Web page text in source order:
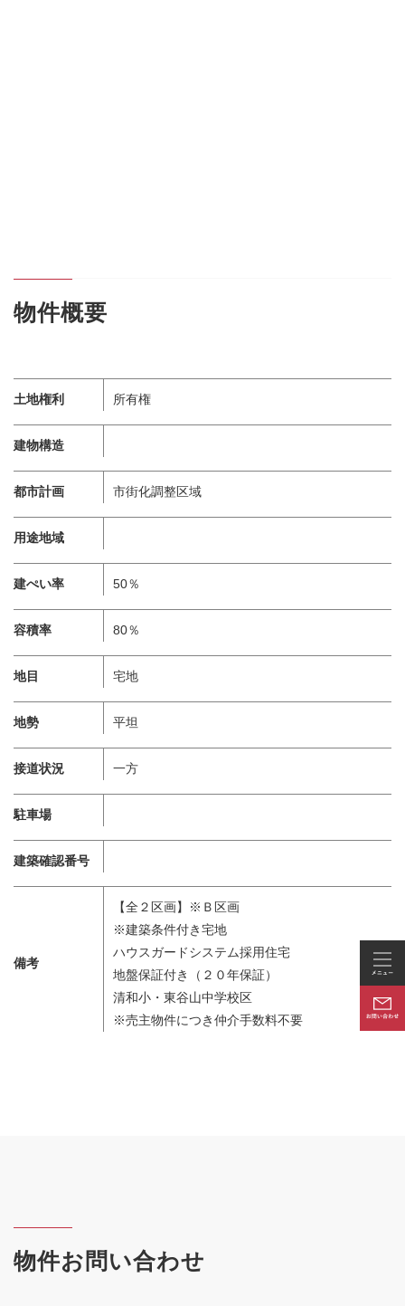
物件概要
土地権利 所有権
建物構造
都市計画 市街化調整区域
用途地域
建ぺい率 50％
容積率 80％
地目 宅地
地勢 平坦
接道状況 一方
駐車場
建築確認番号
備考
【全２区画】※Ｂ区画
※建築条件付き宅地
ハウスガードシステム採用住宅
地盤保証付き（２０年保証）
清和小・東谷山中学校区
※売主物件につき仲介手数料不要
物件お問い合わせ